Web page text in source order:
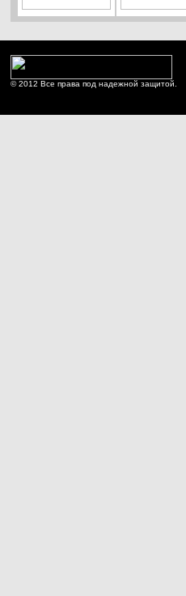
© 2012 Все права под надежной защитой.